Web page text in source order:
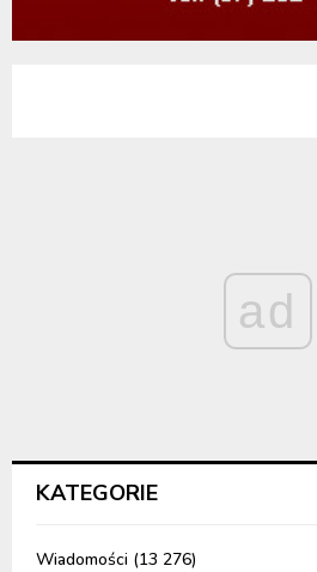
ad
KATEGORIE
Wiadomości (13 276)